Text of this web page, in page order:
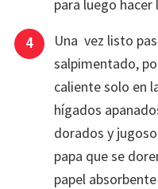
para luego
Una vez listo
salpimentado,
caliente solo en
hígados
dorados y
papa que se
papel